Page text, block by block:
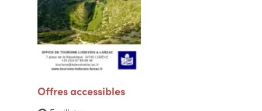
Offres accessibles